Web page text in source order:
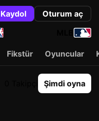
Kaydol
Oturum aç
Fikstür Oyuncular
Şimdi oyna